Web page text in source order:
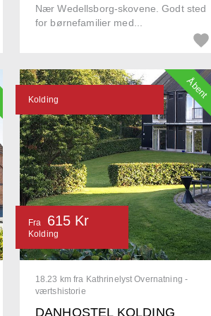
Nær Wedellsborg-skovene. Godt sted
for børnefamilier med...
18.23 km fra Kathrinelyst Overnatning -
værtshistorie
DANHOSTEL KOLDING
Kolding
Fra 615 Kr
Kolding
Åbent